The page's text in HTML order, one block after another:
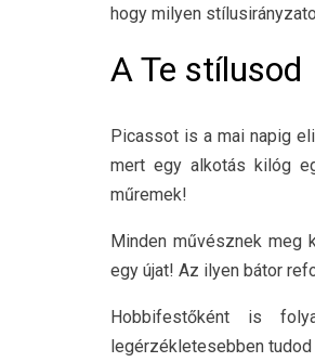
hogy milyen
A Te stílusod
Picassot is a mai napig
mert egy alkotás kilóg
műremek!
Minden művésznek meg
egy újat! Az ilyen bátor
Hobbifestőként is
legérzékletesebben